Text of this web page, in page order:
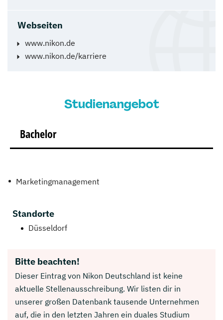
Webseiten
www.nikon.de
www.nikon.de/karriere
Studienangebot
Bachelor
Marketingmanagement
Standorte
Düsseldorf
Bitte beachten!
Dieser Eintrag von Nikon Deutschland ist keine
aktuelle Stellenausschreibung. Wir listen dir in
unserer großen Datenbank tausende Unternehmen
auf, die in den letzten Jahren ein duales Studium